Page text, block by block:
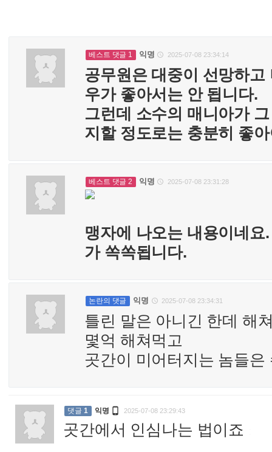
베스트 댓글 1 익명  2025-07-08 23:34:14
공무원은 대중이 선망하
우가 좋아서는 안 됩니다.
그런데 소수의 매니아가
지할 정도로는 충분히 좋
베스트 댓글 2 익명  2025-07-08 23:31:28
맹자에 나오는 내용이네
가 쏙쏙됩니다.
논란의 댓글 익명  2025-07-08 23:34:31
틀린 말은 아니긴 한데 해
몇억 해쳐먹고
곳간이 미어터지는 놈들
댓글 1 익명  2025-07-08 23:29:43
곳간에서 인심나는 법이죠